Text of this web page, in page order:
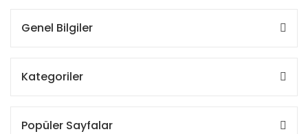
Genel Bilgiler
Kategoriler
Popüler Sayfalar